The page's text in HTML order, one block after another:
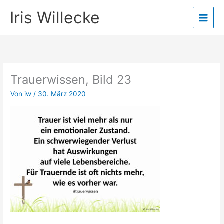
InhaltIris Willecke
Trauerwissen, Bild 23
Von iw / 30. März 2020